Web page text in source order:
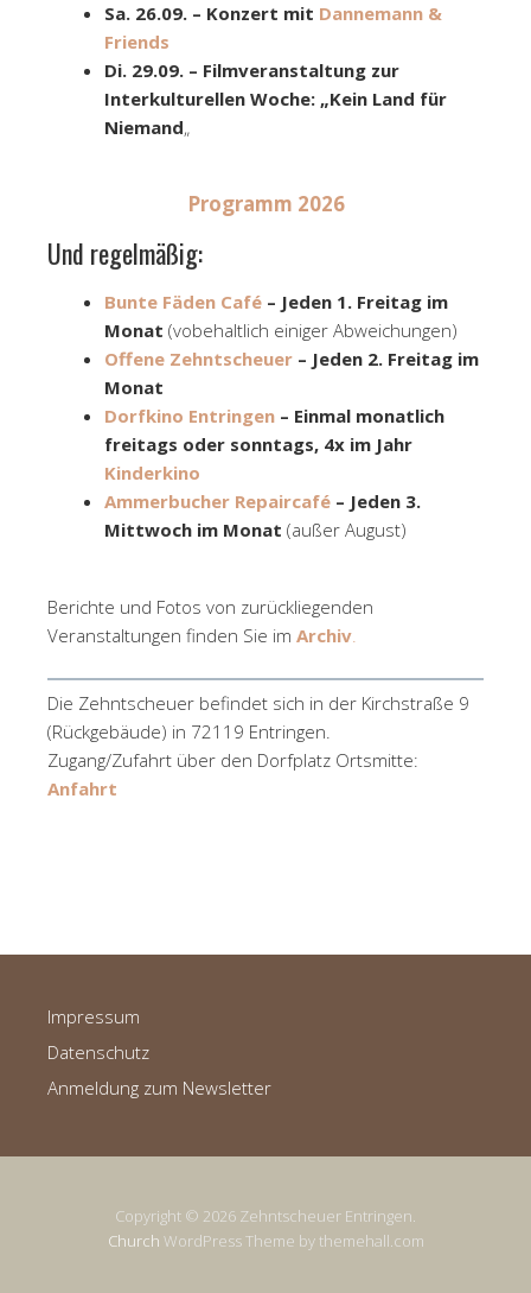
Sa. 26.09. – Konzert mit Dannemann &
Friends
Di. 29.09. – Filmveranstaltung zur
Interkulturellen Woche: „Kein Land für
Niemand„
Programm 2026
Und regelmäßig:
Bunte Fäden Café – Jeden 1. Freitag im
Monat (vobehaltlich einiger Abweichungen)
Offene Zehntscheuer – Jeden 2. Freitag im
Monat
Dorfkino Entringen – Einmal monatlich
freitags oder sonntags, 4x im Jahr
Kinderkino
Ammerbucher Repaircafé – Jeden 3.
Mittwoch im Monat (außer August)
Berichte und Fotos von zurückliegenden
Veranstaltungen finden Sie im Archiv
Die Zehntscheuer befindet sich in der Kirchstraße 9
(Rückgebäude) in 72119 Entringen.
Zugang/Zufahrt über den Dorfplatz Ortsmitte:
Anfahrt
Impressum
Datenschutz
Anmeldung zum Newsletter
Copyright © 2026 Zehntscheuer Entringen.
Church WordPress Theme by themehall.com